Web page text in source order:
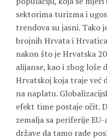
sektorima turizma i
trendova su jasni. Tako
brojnih Hrvata i
nakon što je Hrvatska
alijanse, kao i zbog loše
Hrvatskoj koja traje već
na naplatu.
efekt time postaje očit.
zemalja sa periferije
države da tamo rade